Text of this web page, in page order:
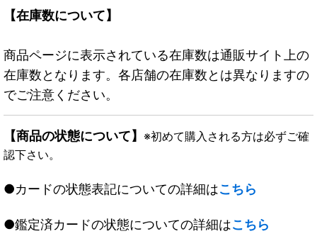
【在庫数について】
商品ページに表示されている在庫数は通販サイト上の
在庫数となります。各店舗の在庫数とは異なりますの
でご注意ください。
【商品の状態について】 ※初めて購入される方は必ずご確
認下さい。
●カードの状態表記についての詳細はこちら
●鑑定済カードの状態についての詳細はこちら